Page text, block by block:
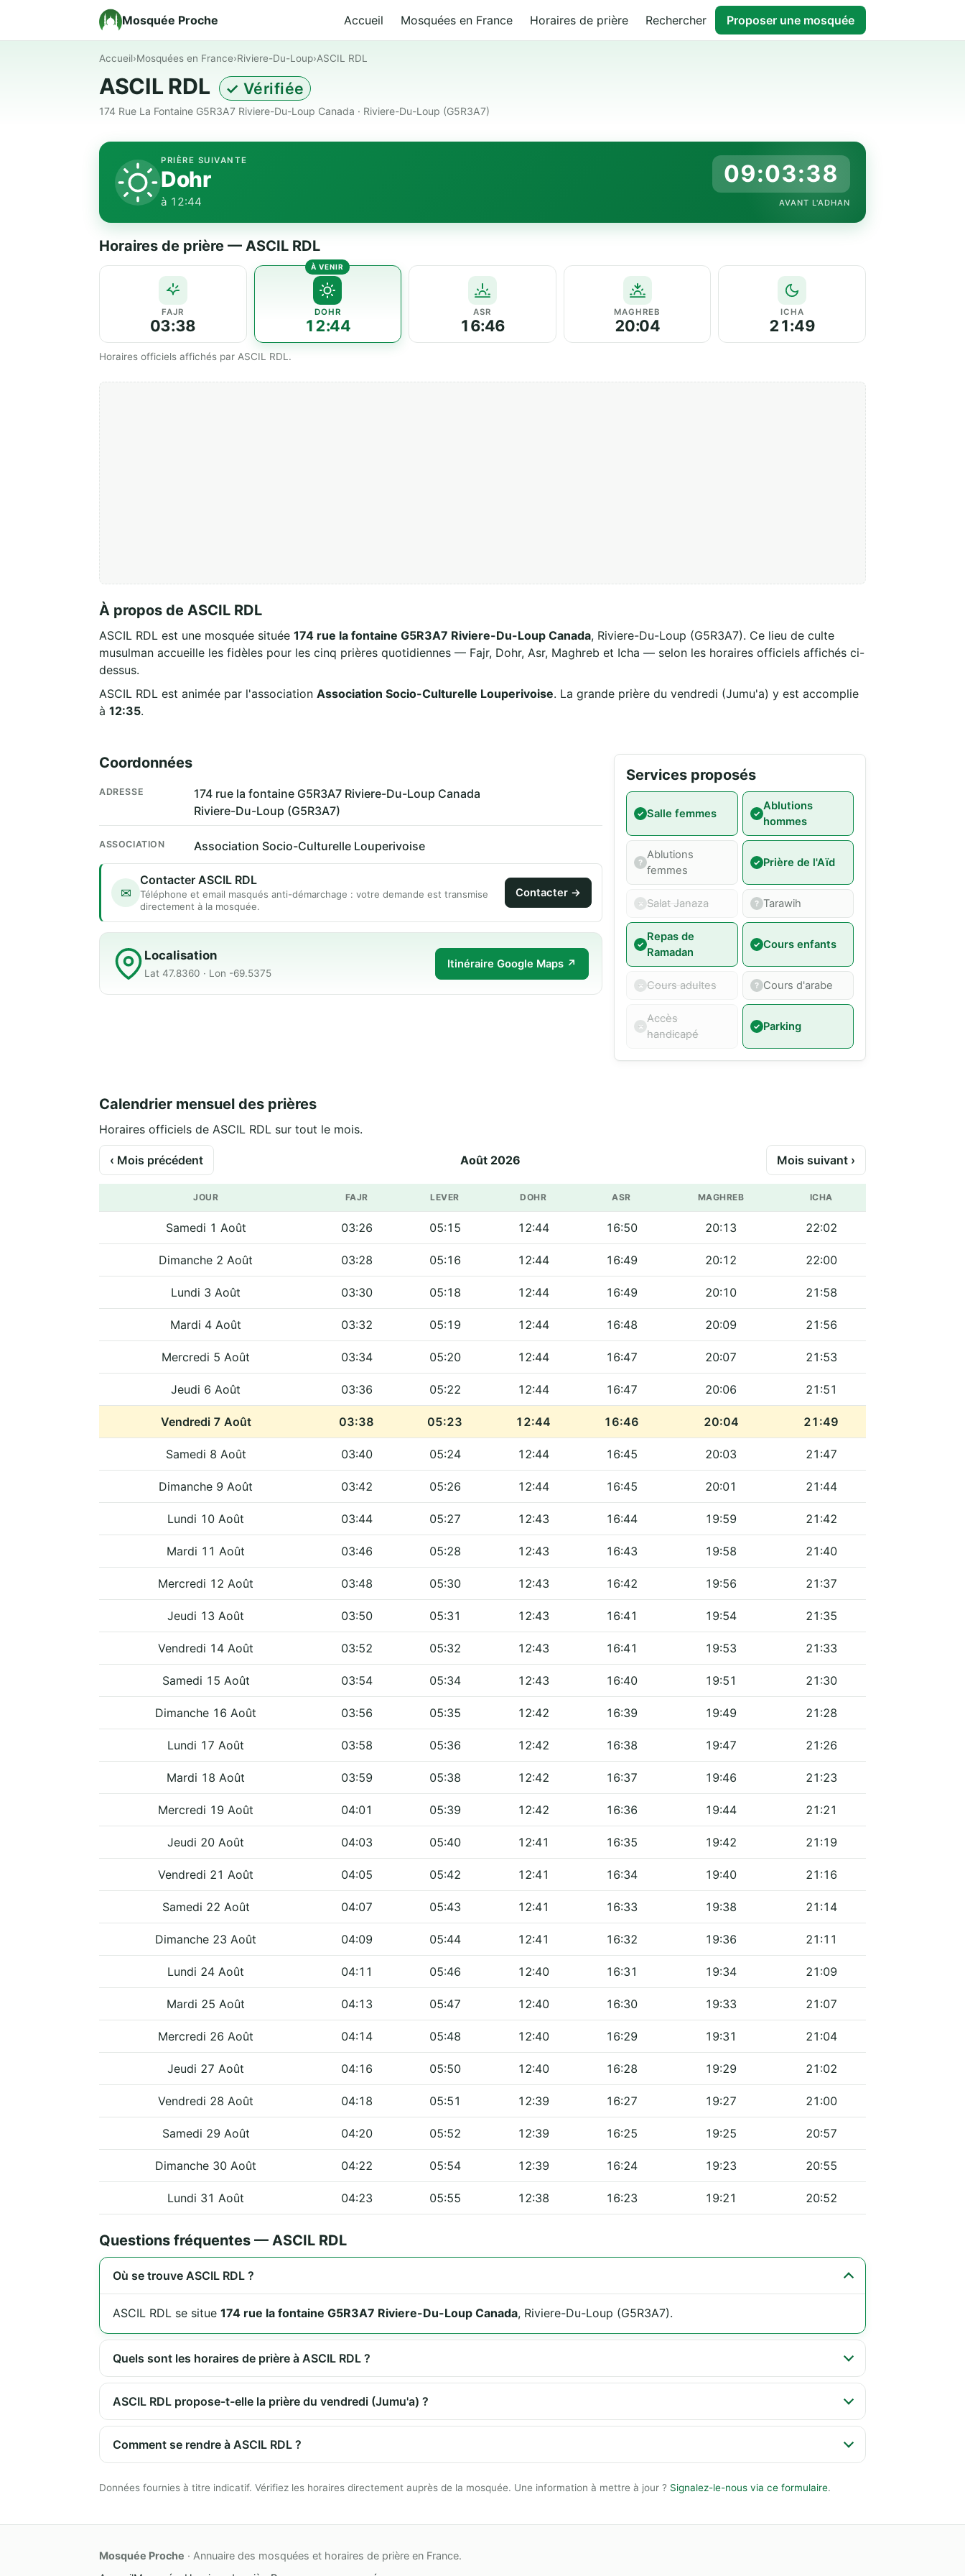
Mosquée Proche Accueil Mosquées en France Horaires de prière Rechercher Proposer une mosquée
Accueil›Mosquées en France›Riviere-Du-Loup›ASCIL RDL
ASCIL RDL ✓ Vérifiée
174 Rue La Fontaine G5R3A7 Riviere-Du-Loup Canada · Riviere-Du-Loup (G5R3A7)
PRIÈRE SUIVANTE
Dohr
à 12:44
09:03:37
AVANT L'ADHAN
Horaires de prière — ASCIL RDL
FAJR
03:38
DOHR
12:44
ASR
16:46
MAGHREB
20:04
ICHA
21:49
Horaires officiels affichés par ASCIL RDL.
À propos de ASCIL RDL
ASCIL RDL est une mosquée située 174 rue la fontaine G5R3A7 Riviere-Du-Loup Canada, Riviere-Du-Loup (G5R3A7). Ce lieu de culte
musulman accueille les fidèles pour les cinq prières quotidiennes — Fajr, Dohr, Asr, Maghreb et Icha — selon les horaires officiels affichés ci-
dessus.
ASCIL RDL est animée par l'association Association Socio-Culturelle Louperivoise. La grande prière du vendredi (Jumu'a) y est accomplie
à 12:35.
Coordonnées
ADRESSE
174 rue la fontaine G5R3A7 Riviere-Du-Loup Canada
Riviere-Du-Loup (G5R3A7)
ASSOCIATION Association Socio-Culturelle Louperivoise
✉
Contacter ASCIL RDL
Téléphone et email masqués anti-démarchage : votre demande est transmise
directement à la mosquée.
Contacter →
Localisation
Lat 47.8360 · Lon -69.5375
Itinéraire Google Maps ↗
Services proposés
Salle femmes
Ablutions
hommes
Ablutions
femmes
Prière de l'Aïd
Salat Janaza Tarawih
Repas de
Ramadan
Cours enfants
Cours adultes Cours d'arabe
Accès
handicapé
Parking
Calendrier mensuel des prières
Horaires officiels de ASCIL RDL sur tout le mois.
‹ Mois précédent Août 2026 Mois suivant ›
JOUR FAJR LEVER DOHR ASR MAGHREB ICHA
Samedi 1 Août 03:26 05:15 12:44 16:50 20:13 22:02
Dimanche 2 Août 03:28 05:16 12:44 16:49 20:12 22:00
Lundi 3 Août 03:30 05:18 12:44 16:49 20:10 21:58
Mardi 4 Août 03:32 05:19 12:44 16:48 20:09 21:56
Mercredi 5 Août 03:34 05:20 12:44 16:47 20:07 21:53
Jeudi 6 Août 03:36 05:22 12:44 16:47 20:06 21:51
Vendredi 7 Août 03:38 05:23 12:44 16:46 20:04 21:49
Samedi 8 Août 03:40 05:24 12:44 16:45 20:03 21:47
Dimanche 9 Août 03:42 05:26 12:44 16:45 20:01 21:44
Lundi 10 Août 03:44 05:27 12:43 16:44 19:59 21:42
Mardi 11 Août 03:46 05:28 12:43 16:43 19:58 21:40
Mercredi 12 Août 03:48 05:30 12:43 16:42 19:56 21:37
Jeudi 13 Août 03:50 05:31 12:43 16:41 19:54 21:35
Vendredi 14 Août 03:52 05:32 12:43 16:41 19:53 21:33
Samedi 15 Août 03:54 05:34 12:43 16:40 19:51 21:30
Dimanche 16 Août 03:56 05:35 12:42 16:39 19:49 21:28
Lundi 17 Août 03:58 05:36 12:42 16:38 19:47 21:26
Mardi 18 Août 03:59 05:38 12:42 16:37 19:46 21:23
Mercredi 19 Août 04:01 05:39 12:42 16:36 19:44 21:21
Jeudi 20 Août 04:03 05:40 12:41 16:35 19:42 21:19
Vendredi 21 Août 04:05 05:42 12:41 16:34 19:40 21:16
Samedi 22 Août 04:07 05:43 12:41 16:33 19:38 21:14
Dimanche 23 Août 04:09 05:44 12:41 16:32 19:36 21:11
Lundi 24 Août 04:11 05:46 12:40 16:31 19:34 21:09
Mardi 25 Août 04:13 05:47 12:40 16:30 19:33 21:07
Mercredi 26 Août 04:14 05:48 12:40 16:29 19:31 21:04
Jeudi 27 Août 04:16 05:50 12:40 16:28 19:29 21:02
Vendredi 28 Août 04:18 05:51 12:39 16:27 19:27 21:00
Samedi 29 Août 04:20 05:52 12:39 16:25 19:25 20:57
Dimanche 30 Août 04:22 05:54 12:39 16:24 19:23 20:55
Lundi 31 Août 04:23 05:55 12:38 16:23 19:21 20:52
Questions fréquentes — ASCIL RDL
Où se trouve ASCIL RDL ?
ASCIL RDL se situe 174 rue la fontaine G5R3A7 Riviere-Du-Loup Canada, Riviere-Du-Loup (G5R3A7).
Quels sont les horaires de prière à ASCIL RDL ?
ASCIL RDL propose-t-elle la prière du vendredi (Jumu'a) ?
Comment se rendre à ASCIL RDL ?
Données fournies à titre indicatif. Vérifiez les horaires directement auprès de la mosquée. Une information à mettre à jour ? Signalez-le-nous via ce formulaire.
Mosquée Proche · Annuaire des mosquées et horaires de prière en France.